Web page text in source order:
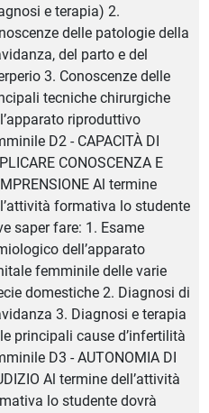
e terapia) 2.
delle patologie della
del parto e del
3. Conoscenze delle
tecniche chirurgiche
riproduttivo
D2 - CAPACITÀ DI
CONOSCENZA E
Al termine
formativa lo studente
saper fare: 1. Esame
dell’apparato
femminile delle varie
domestiche 2. Diagnosi di
3. Diagnosi e terapia
principali cause d’infertilità
D3 - AUTONOMIA DI
Al termine dell’attività
lo studente dovrà